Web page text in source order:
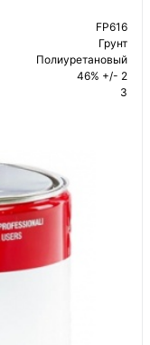
FP616
Грунт
Полиуретановый
46% +/- 2
3